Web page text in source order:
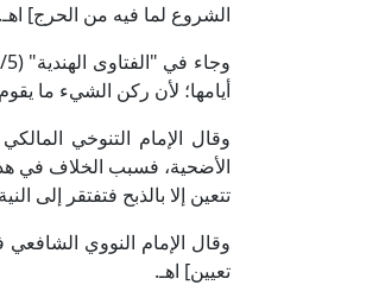
الشروع لما فيه من الحرج] اهـ.
أيامها؛ لأن ركن الشيء ما
الأضحية، فسبب الخلاف في هذا
تتعين إلا بالذبح فتفتقر إلى
تعيين] اهـ.